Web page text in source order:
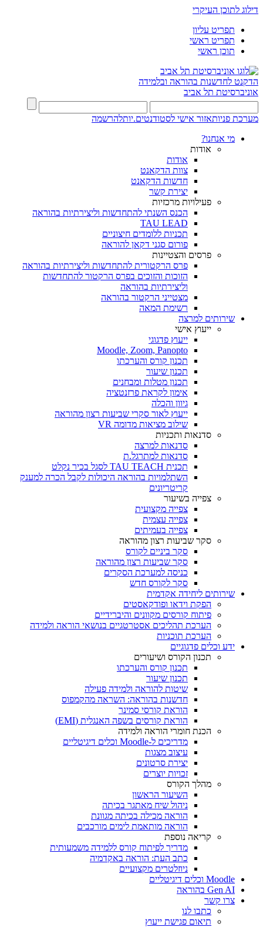
דילוג לתוכן העיקרי
תפריט עליון
תפריט ראשי
תוכן ראשי
הדקנט לחדשנות בהוראה ובלמידה
אוניברסיטת תל אביב
מערכת פניותאזור אישי לסטודנטים.יותלהרשמה
מי אנחנו?
אודות
אודות
צוות הדקאנט
חדשות הדקאנט
יצירת קשר
פעילויות מרכזיות
הכנס השנתי להתחדשות וליצירתיות בהוראה
TAU LEAD
תכניות ללומדים חיצוניים
פורום סגני דקאן להוראה
פרסים והצטיינות
פרס הרקטורית להתחדשות וליצירתיות בהוראה
הזוכות והזוכים בפרס הרקטור להתחדשות
וליצירתיות בהוראה
מצטייני הרקטור בהוראה
רשימת המאה
שירותים למרצה
ייעוץ אישי
ייעוץ פדגוגי
Moodle, Zoom, Panopto
תכנון קורס והערכתו
תכנון שיעור
תכנון מטלות ומבחנים
אימון לקראת פרזנטציה
גיוון והכלה
ייעוץ לאור סקרי שביעות רצון מהוראה
שילוב מציאות מדומה VR
סדנאות ותכניות
סדנאות למרצה
סדנאות למתרגל.ת
תכנית TAU TEACH לסגל בכיר נקלט
השתלמויות בהוראה היכולות לקבל הכרה למענק
קריטריונים
צפייה בשיעור
צפייה מקצועית
צפייה עצמית
צפייה בעמיתים
סקר שביעות רצון מהוראה
סקר ביניים לקורס
סקר שביעות רצון מהוראה
כניסה למערכת הסקרים
סקר לקורס חדש
שירותים ליחידה אקדמית
הפקת וידאו ופודקאסטים
פיתוח קורסים מקוונים והיברידיים
הערכת תהליכים אסטרטגיים בנושאי הוראה ולמידה
הערכת תוכניות
ידע וכלים פדגוגיים
תכנון הקורס ושיעורים
תכנון קורס והערכתו
תכנון שיעור
שיטות להוראה ולמידה פעילה
חדשנות בהוראה: השראה מהקמפוס
הוראת קורסי סמינר
הוראת קורסים בשפה האנגלית (EMI)
הכנת חומרי הוראה ולמידה
מדריכים ל-Moodle וכלים דיגיטליים
עיצוב מצגות
יצירת סרטונים
זכויות יוצרים
מהלך הקורס
השיעור הראשון
ניהול שיח מאתגר בכיתה
הוראה מכילה בכיתה מגוונת
הוראה מותאמת לימים מורכבים
קריאה נוספת
מדריך לפיתוח קורס ללמידה משמעותית
כתב העת: הוראה באקדמיה
ניוזלטרים מקצועיים
Moodle וכלים דיגיטליים
Gen AI בהוראה
צרו קשר
כתבו לנו
תיאום פגישת ייעוץ